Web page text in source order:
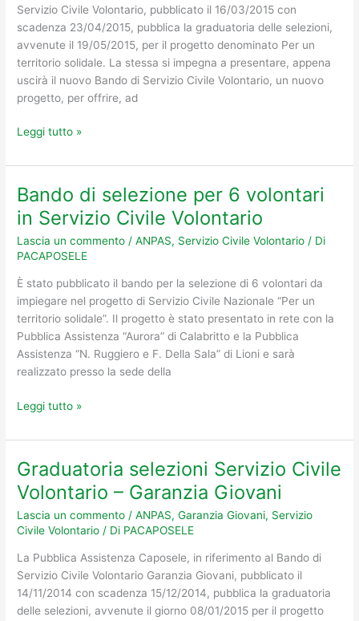
Servizio Civile Volontario, pubblicato il 16/03/2015 con
scadenza 23/04/2015, pubblica la graduatoria delle selezioni,
avvenute il 19/05/2015, per il progetto denominato Per un
territorio solidale. La stessa si impegna a presentare, appena
uscirà il nuovo Bando di Servizio Civile Volontario, un nuovo
progetto, per offrire, ad
Leggi tutto »
Bando di selezione per 6 volontari
in Servizio Civile Volontario
Lascia un commento /ANPAS, Servizio Civile Volontario / Di
PACAPOSELE
È stato pubblicato il bando per la selezione di 6 volontari da
impiegare nel progetto di Servizio Civile Nazionale “Per un
territorio solidale”. Il progetto è stato presentato in rete con la
Pubblica Assistenza “Aurora” di Calabritto e la Pubblica
Assistenza “N. Ruggiero e F. Della Sala” di Lioni e sarà
realizzato presso la sede della
Bando
di
selezione
per
6
volontari
in
Servizio
Civile
Volontario
Leggi tutto »
Graduatoria selezioni Servizio Civile
Volontario – Garanzia Giovani
Lascia un commento /ANPAS,Garanzia Giovani, Servizio
Civile Volontario / Di PACAPOSELE
La Pubblica Assistenza Caposele, in riferimento al Bando di
Servizio Civile Volontario Garanzia Giovani, pubblicato il
14/11/2014 con scadenza 15/12/2014, pubblica la graduatoria
delle selezioni, avvenute il giorno 08/01/2015 per il progetto
Graduatoria
selezioni
Servizio
Civile
Volontario
–
Garanzia
Giovani